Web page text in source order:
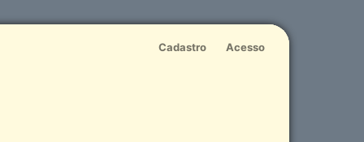
Cadastro Acesso